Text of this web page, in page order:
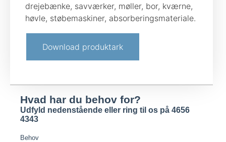
drejebænke, savværker, møller, bor, kværne,
høvle, støbemaskiner, absorberingsmateriale.
Download produktark